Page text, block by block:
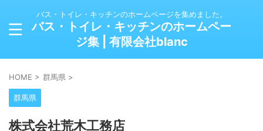
バス・トイレ・キッチンのホームページを集めました。
バス・トイレ・キッチンのホームペー
ジ集 | 有限会社blanc
HOME > 群馬県 >
群馬県
株式会社荒木工務店